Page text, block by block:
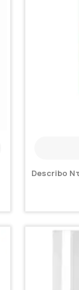
Describo